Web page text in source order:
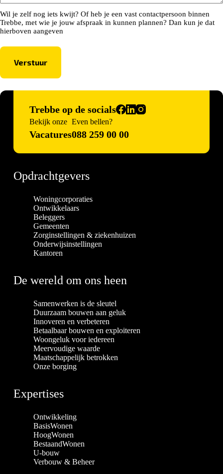
Wil je zelf nog iets kwijt? Of heb je een vast contactpersoon binnen
Trebbe, met wie je jouw afspraak in kunnen plannen? Dan kun je dat
hierboven aangeven
Trebbe op de socials
Bekijk onze
Vacatures
Even bellen?
088 259 00 00
Opdrachtgevers
Woningcorporaties
Ontwikkelaars
Beleggers
Gemeenten
Zorginstellingen & ziekenhuizen
Onderwijsinstellingen
Kantoren
De wereld om ons heen
Samenwerken is de sleutel
Duurzaam bouwen aan geluk
Innoveren en verbeteren
Betaalbaar bouwen en exploiteren
Woongeluk voor iedereen
Meervoudige waarde
Maatschappelijk betrokken
Onze borging
Expertises
Ontwikkeling
BasisWonen
HoogWonen
BestaandWonen
U-bouw
Verbouw & Beheer